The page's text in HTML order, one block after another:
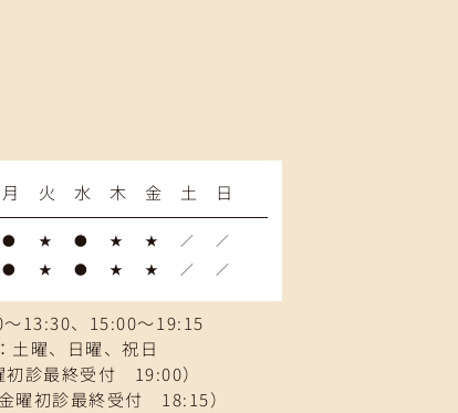
月 火 水 木 金 土
日
● ★ ● ★ ★ ／ ／
● ★ ● ★ ★ ／ ／
13:30、15:00～19:15
土曜、日曜、祝日
初診最終受付 19:00）
曜初診最終受付 18:15）